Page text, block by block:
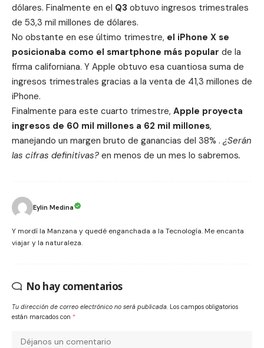
dólares. Finalmente en el Q3 obtuvo ingresos trimestrales
de 53,3 mil millones de dólares.
No obstante en ese último trimestre, el iPhone X se
posicionaba como el smartphone más popular de la
firma californiana. Y Apple obtuvo esa cuantiosa suma de
ingresos trimestrales gracias a la venta de 41,3 millones de
iPhone.
Finalmente para este cuarto trimestre, Apple proyecta
ingresos de 60 mil millones a 62 mil millones,
manejando un margen bruto de ganancias del 38% . ¿Serán
las cifras definitivas? en menos de un mes lo sabremos.
Eylin Medina
Y mordí la Manzana y quedé enganchada a la Tecnología. Me encanta
viajar y la naturaleza.
No hay comentarios
Tu dirección de correo electrónico no será publicada. Los campos obligatorios
están marcados con *